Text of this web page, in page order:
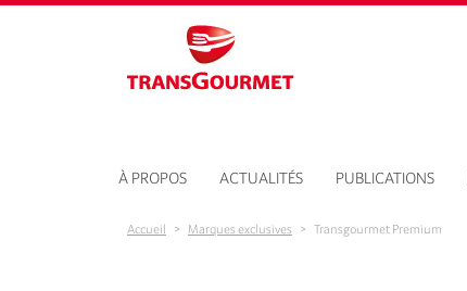
Aller au contenu principal
À PROPOS ACTUALITÉS PUBLICATIONS
Accueil > Marques exclusives > Transgourmet Premium